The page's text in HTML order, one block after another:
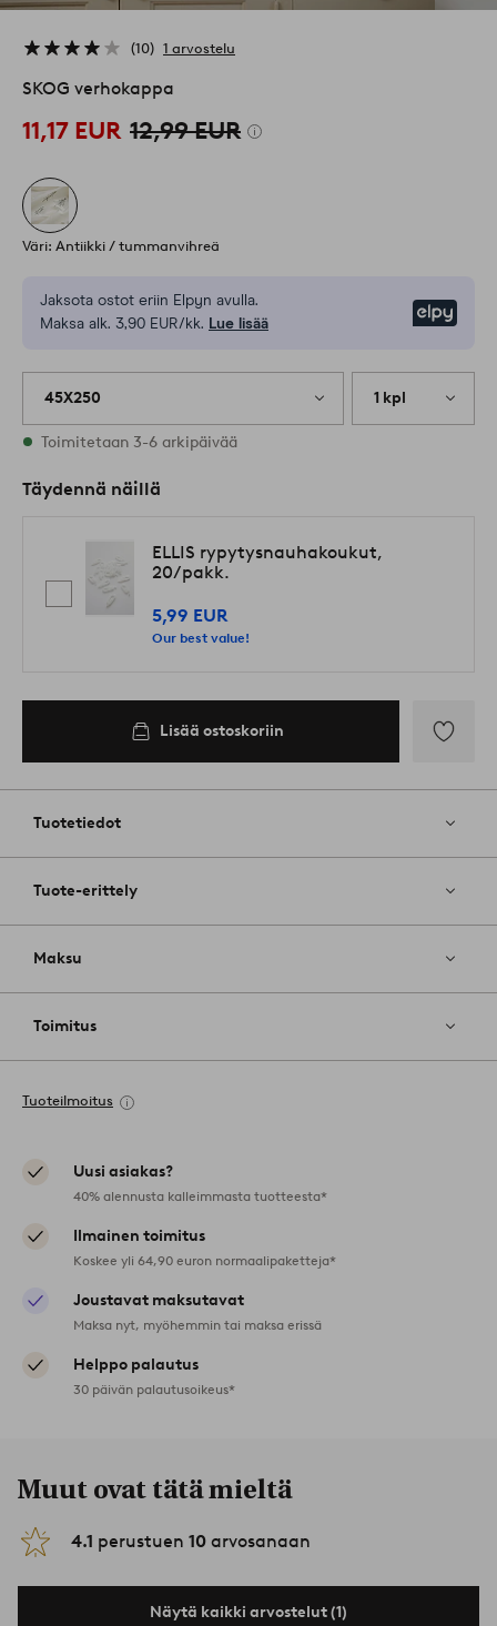
10 1 arvostelu
SKOG verhokappa
11,17 EUR 12,99 EUR
Väri: Antiikki / tummanvihreä
Jaksota ostot eriin Elpyn avulla.
Maksa alk. 3,90 EUR/kk. Lue lisää
45X250 1 kpl
Varastossa
Toimitetaan 3-6 arkipäivää
Täydennä näillä
ELLIS rypytysnauhakoukut,
20/pakk.
5,99 EUR
Our best value!
Lisää ostoskoriin
Tuotetiedot
Tuote-erittely
Maksu
Toimitus
Tuoteilmoitus
Uusi asiakas?
40% alennusta kalleimmasta tuotteesta*
Ilmainen toimitus
Koskee yli 64,90 euron normaalipaketteja*
Joustavat maksutavat
Maksa nyt, myöhemmin tai maksa erissä
Helppo palautus
30 päivän palautusoikeus*
Muut ovat tätä mieltä
4.1 perustuen 10 arvosanaan
Näytä kaikki arvostelut (1)